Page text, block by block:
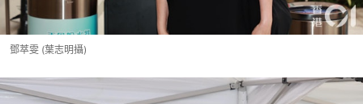
鄧萃雯 (葉志明攝)